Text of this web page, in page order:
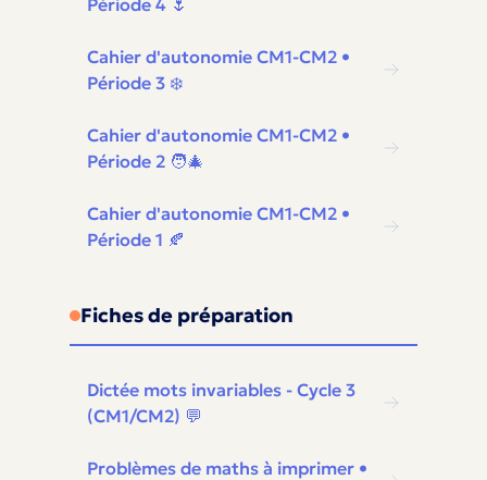
Période 4 🌷
Cahier d'autonomie CM1-CM2 •
Période 3 ❄️
Cahier d'autonomie CM1-CM2 •
Période 2 🧑‍🎄
Cahier d'autonomie CM1-CM2 •
Période 1 🍂
Fiches de préparation
Dictée mots invariables - Cycle 3
(CM1/CM2) 💬
Problèmes de maths à imprimer •